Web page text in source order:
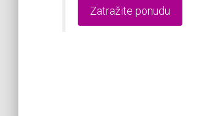
Zatražite ponudu